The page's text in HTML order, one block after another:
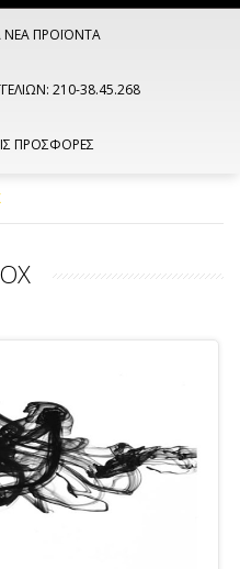
ΝΕΑ ΠΡΟΪΟΝΤΑ
210-38.45.268
ΠΡΟΣΦΟΡΕΣ